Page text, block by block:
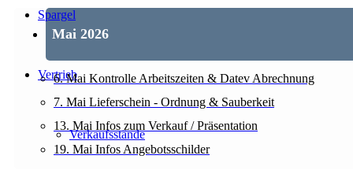
Spargel
Vertrieb
Verkaufsstände
Mai 2026
6. Mai Kontrolle Arbeitszeiten & Datev Abrechnung
7. Mai Lieferschein - Ordnung & Sauberkeit
13. Mai Infos zum Verkauf / Präsentation
19. Mai Infos Angebotsschilder